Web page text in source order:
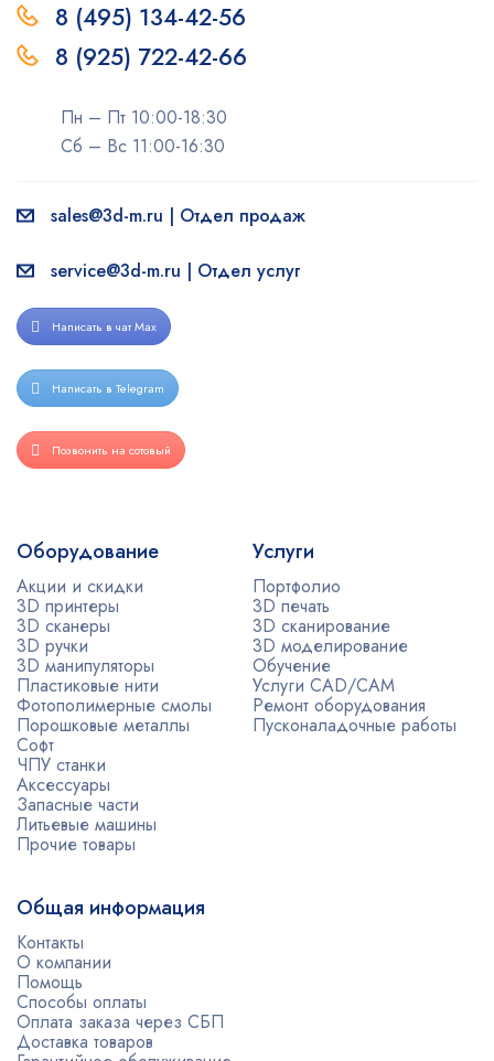
8 (495) 134-42-56
8 (925) 722-42-66
Пн – Пт 10:00-18:30
Сб – Вс 11:00-16:30
sales@3d-m.ru | Отдел продаж
service@3d-m.ru | Отдел услуг
Написать в чат Max
Написать в Telegram
Позвонить на сотовый
Оборудование
Акции и скидки
3D принтеры
3D сканеры
3D ручки
3D манипуляторы
Пластиковые нити
Фотополимерные смолы
Порошковые металлы
Софт
ЧПУ станки
Аксессуары
Запасные части
Литьевые машины
Прочие товары
Услуги
Портфолио
3D печать
3D сканирование
3D моделирование
Обучение
Услуги CAD/CAM
Ремонт оборудования
Пусконаладочные работы
Общая информация
Контакты
О компании
Помощь
Способы оплаты
Оплата заказа через СБП
Доставка товаров